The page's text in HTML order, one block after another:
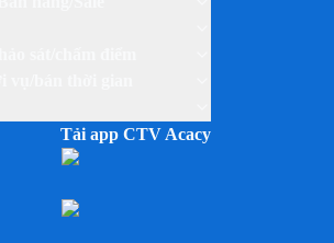
Tải app CTV Acacy